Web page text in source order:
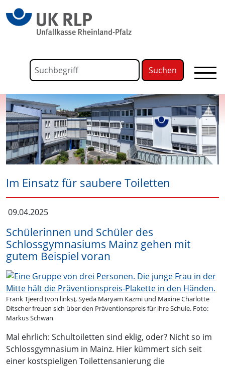
Formular für die Volltextsuche
Im Einsatz für saubere Toiletten
09.04.2025
Schülerinnen und Schüler des
Schlossgymnasiums Mainz gehen mit
gutem Beispiel voran
Frank Tjeerd (von links), Syeda Maryam Kazmi und Maxine Charlotte
Ditscher freuen sich über den Präventionspreis für ihre Schule. Foto:
Markus Schwan
Mal ehrlich: Schultoiletten sind eklig, oder? Nicht so im
Schlossgymnasium in Mainz. Hier kümmert sich seit
einer kostspieligen Toilettensanierung die